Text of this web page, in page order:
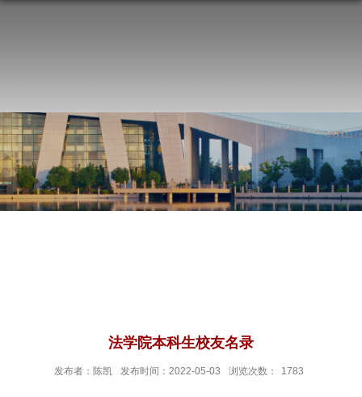
法学院本科生校友名录
发布者：陈凯 发布时间：2022-05-03 浏览次数： 1783